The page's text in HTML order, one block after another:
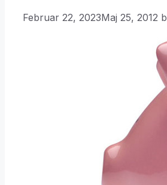
Februar 22, 2023Maj 25, 2012